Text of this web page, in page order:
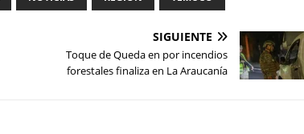
SIGUIENTE
Toque de Queda en por incendios
forestales finaliza en La Araucanía